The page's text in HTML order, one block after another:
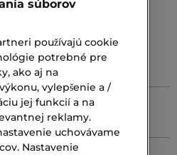
Peeling Sisley
Clarins
Parfum Na
Vlasy
súborov
používajú cookie
potrebné pre
ako aj na
vylepšenie a /
jej funkcií a na
reklamy.
uchovávame
Nastavenie